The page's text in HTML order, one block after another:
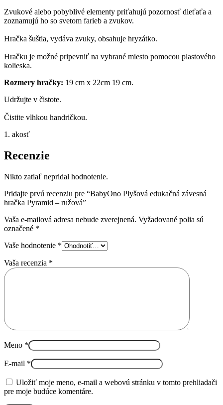
ružová
Zvukové alebo pobyblivé elementy priťahujú pozornosť dieťaťa a
zoznamujú ho so svetom farieb a zvukov.
Hračka šuštia, vydáva zvuky, obsahuje hryzátko.
Hračku je možné pripevniť na vybrané miesto pomocou plastového
kolieska.
Rozmery hračky: 19 cm x 22cm 19 cm.
Udržujte v čistote.
Čistite vlhkou handričkou.
1. akosť
Recenzie
Nikto zatiaľ nepridal hodnotenie.
Pridajte prvú recenziu pre “BabyOno Plyšová edukačná závesná
hračka Pyramid – ružová”
Vaša e-mailová adresa nebude zverejnená. Vyžadované polia sú
označené *
Vaše hodnotenie *
Vaša recenzia *
Meno *
E-mail *
Uložiť moje meno, e-mail a webovú stránku v tomto prehliadači
pre moje budúce komentáre.